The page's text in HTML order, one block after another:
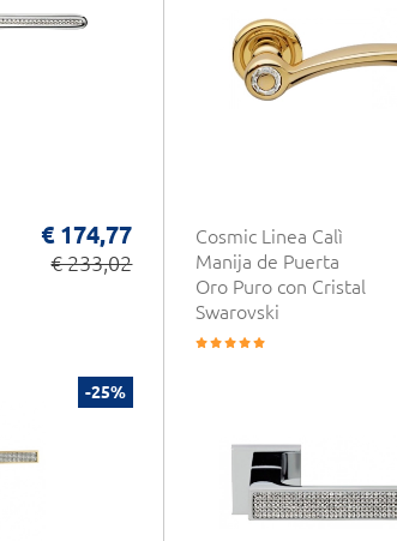
€ 174,77
€ 233,02
Cosmic Linea Calì
Manija de Puerta
Oro Puro con Cristal
Swarovski
-25%